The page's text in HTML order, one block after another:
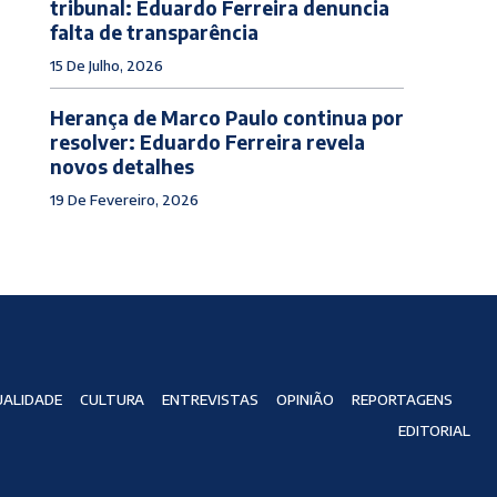
tribunal: Eduardo Ferreira denuncia
falta de transparência
15 De Julho, 2026
Herança de Marco Paulo continua por
resolver: Eduardo Ferreira revela
novos detalhes
19 De Fevereiro, 2026
CULTURA ENTREVISTAS OPINIÃO
REPORTAGENS
EDITORIAL